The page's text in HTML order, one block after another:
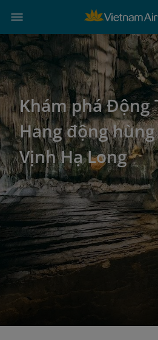
Khám phá Động
Hang động
Vịnh Hạ Long